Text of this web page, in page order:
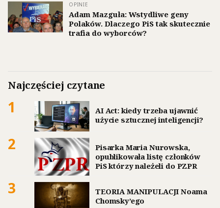
OPINIE
Adam Mazguła: Wstydliwe geny
Polaków. Dlaczego PiS tak skutecznie
trafia do wyborców?
Najczęściej czytane
1
AI Act: kiedy trzeba ujawnić
użycie sztucznej inteligencji?
2
Pisarka Maria Nurowska,
opublikowała listę członków
PiS którzy należeli do PZPR
3
TEORIA MANIPULACJI Noama
Chomsky’ego